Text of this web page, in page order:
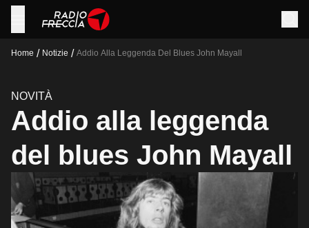
Home / Notizie / Addio Alla Leggenda Del Blues John Mayall
NOVITÀ
Addio alla leggenda
del blues John Mayall